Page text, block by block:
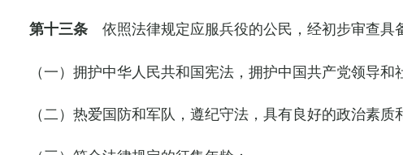
第十三条 依照法律规定应服兵役的公民，经初步审查具
（一）拥护中华人民共和国宪法，拥护中国共产党领导和
（二）热爱国防和军队，遵纪守法，具有良好的政治素质